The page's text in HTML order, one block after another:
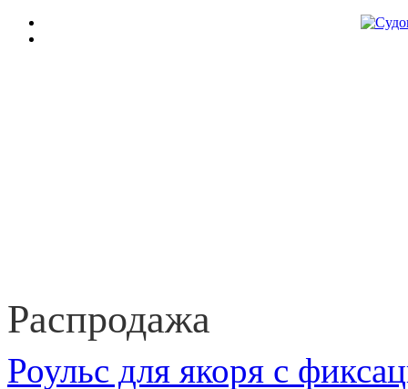
Распродажа
Роульс для якоря с